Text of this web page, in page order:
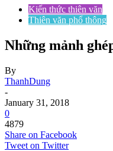
Kiến thức thiên văn
Thiên văn phổ thông
Những mảnh
By
ThanhDung
-
January 31, 2018
0
4879
Share on Facebook
Tweet on Twitter